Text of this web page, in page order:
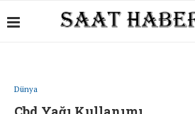
Dünya